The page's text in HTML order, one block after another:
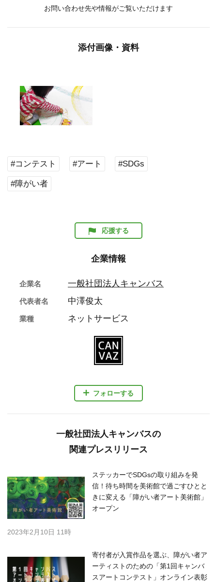
お問い合わせ先や情報がご覧いただけます
添付画像・資料
#コンテスト #アート #SDGs
#障がい者
応援する
企業情報
フォローする
企業名 一般社団法人キャンバス
代表者名 中澤俊太
業種 ネットサービス
一般社団法人キャンバスの
関連プレスリリース
ステッカーでSDGsの取り組みを発
信！待ち時間を美術館で過ごすひとと
きに変える「障がい者アート美術館」
オープン
2023年2月10日 11時
寄付者が入賞作品を選ぶ、障がい者ア
ーティストのための「第1回キャンバ
スアートコンテスト」オンライン表彰